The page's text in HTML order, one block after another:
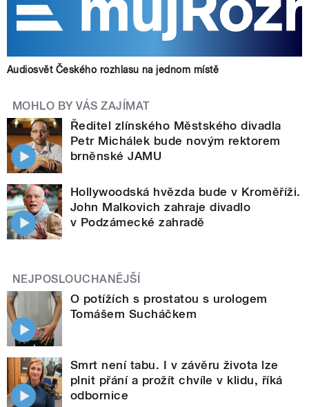
Audiosvět Českého rozhlasu na jednom místě
MOHLO BY VÁS ZAJÍMAT
Ředitel zlínského Městského divadla
Petr Michálek bude novým rektorem
brněnské JAMU
Hollywoodská hvězda bude v Kroměříži.
John Malkovich zahraje divadlo
v Podzámecké zahradě
NEJPOSLOUCHANĚJŠÍ
O potížích s prostatou s urologem
Tomášem Sucháčkem
Smrt není tabu. I v závěru života lze
plnit přání a prožít chvíle v klidu, říká
odbornice